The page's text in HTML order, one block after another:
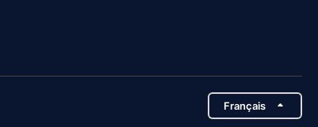
Français